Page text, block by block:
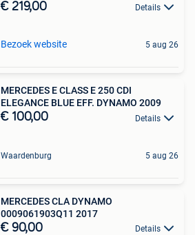
€ 219,00 Details
Bezoek website 5 aug 26
MERCEDES E CLASS E 250 CDI
ELEGANCE BLUE EFF. DYNAMO 2009
€ 100,00 Details
Waardenburg 5 aug 26
MERCEDES CLA DYNAMO
0009061903Q11 2017
€ 90,00 Details